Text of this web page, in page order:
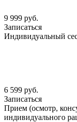
9 999 руб.
Записаться
Индивидуальный
6 599 руб.
Записаться
Прием (осмотр,
индивидуального